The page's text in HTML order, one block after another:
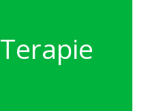
Terapie